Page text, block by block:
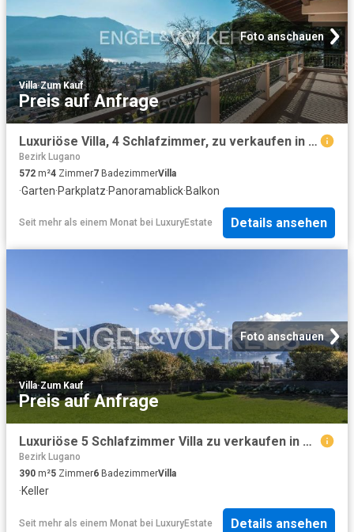
Foto anschauen
Villa·Zum Kauf
Preis auf Anfrage
Luxuriöse Villa, 4 Schlafzimmer, zu verkaufen in Massagno, Schweiz
Bezirk Lugano
572 m²4 Zimmer7 BadezimmerVilla
·Garten·Parkplatz·Panoramablick·Balkon
Seit mehr als einem Monat bei LuxuryEstate Details ansehen
Foto anschauen
Villa·Zum Kauf
Preis auf Anfrage
Luxuriöse 5 Schlafzimmer Villa zu verkaufen in Porza, Tessin
Bezirk Lugano
390 m²5 Zimmer6 BadezimmerVilla
·Keller
Seit mehr als einem Monat bei LuxuryEstate Details ansehen